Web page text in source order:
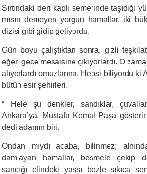
Sırtındaki deri kaplı semerinde taşıdığı
mısın demeyen yorgun hamallar, iki
dizisi gibi gidip geliyordu.
Gün boyu çalıştıktan sonra, gizli
eğer, gece mesaisine çıkıyorlardı. O
alıyorlardı omuzlarına. Hepsi biliyordu ki
bütün esir şehirleri.
“
Hele şu denkler, sandıklar,
Ankara’ya, Mustafa Kemal Paşa
dedi adamın biri.
Ondan mıydı acaba, bilinmez;
damlayan hamallar, besmele çekip
sandığı elindeki yassı bezle sıkıca